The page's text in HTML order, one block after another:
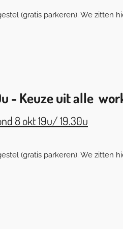
(gratis parkeren). We zitten
-Keuze uit alle
8 okt 19u/ 19.30u
(gratis parkeren). We zitten